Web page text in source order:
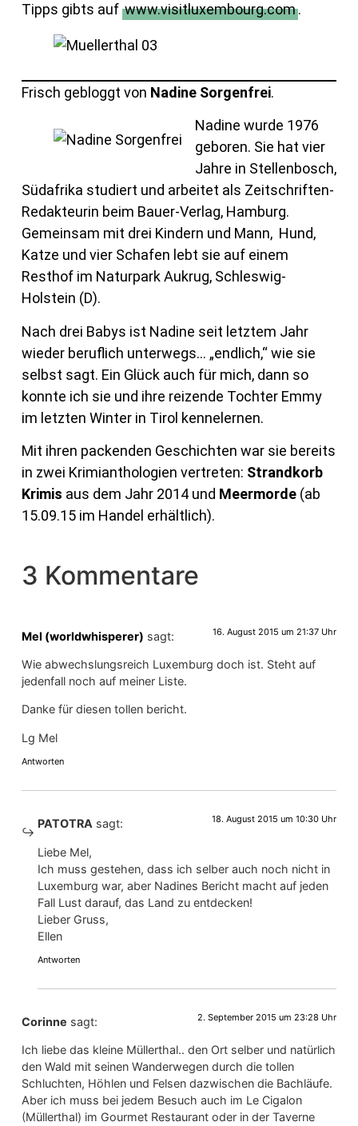
Tipps gibts auf www.visitluxembourg.com.
Frisch gebloggt von Nadine Sorgenfrei.
Nadine wurde 1976
geboren. Sie hat vier
Jahre in Stellenbosch,
Südafrika studiert und arbeitet als Zeitschriften-
Redakteurin beim Bauer-Verlag, Hamburg.
Gemeinsam mit drei Kindern und Mann, Hund,
Katze und vier Schafen lebt sie auf einem
Resthof im Naturpark Aukrug, Schleswig-
Holstein (D).
Nach drei Babys ist Nadine seit letztem Jahr
wieder beruflich unterwegs… „endlich,“ wie sie
selbst sagt. Ein Glück auch für mich, dann so
konnte ich sie und ihre reizende Tochter Emmy
im letzten Winter in Tirol kennelernen.
Mit ihren packenden Geschichten war sie bereits
in zwei Krimianthologien vertreten: Strandkorb
Krimis aus dem Jahr 2014 und Meermorde(ab
15.09.15 im Handel erhältlich).
3 Kommentare
Mel (worldwhisperer) sagt: 16. August 2015 um 21:37 Uhr
Wie abwechslungsreich Luxemburg doch ist. Steht auf
jedenfall noch auf meiner Liste.
Danke für diesen tollen bericht.
Lg Mel
Antworten
PATOTRA sagt: 18. August 2015 um 10:30 Uhr
Liebe Mel,
Ich muss gestehen, dass ich selber auch noch nicht in
Luxemburg war, aber Nadines Bericht macht auf jeden
Fall Lust darauf, das Land zu entdecken!
Lieber Gruss,
Ellen
Antworten
Corinne sagt: 2. September 2015 um 23:28 Uhr
Ich liebe das kleine Müllerthal.. den Ort selber und natürlich
den Wald mit seinen Wanderwegen durch die tollen
Schluchten, Höhlen und Felsen dazwischen die Bachläufe.
Aber ich muss bei jedem Besuch auch im Le Cigalon
(Müllerthal) im Gourmet Restaurant oder in der Taverne